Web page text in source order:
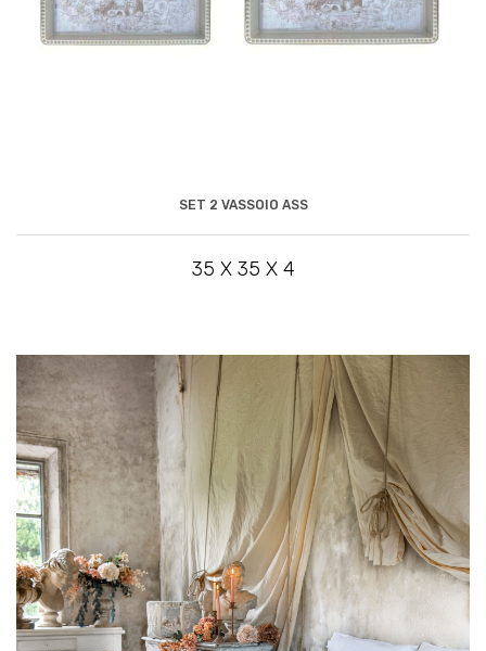
SET 2 VASSOIO ASS
35 X 35 X 4